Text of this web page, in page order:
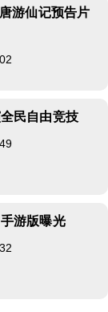
游仙记预告片
民自由竞技
游版曝光